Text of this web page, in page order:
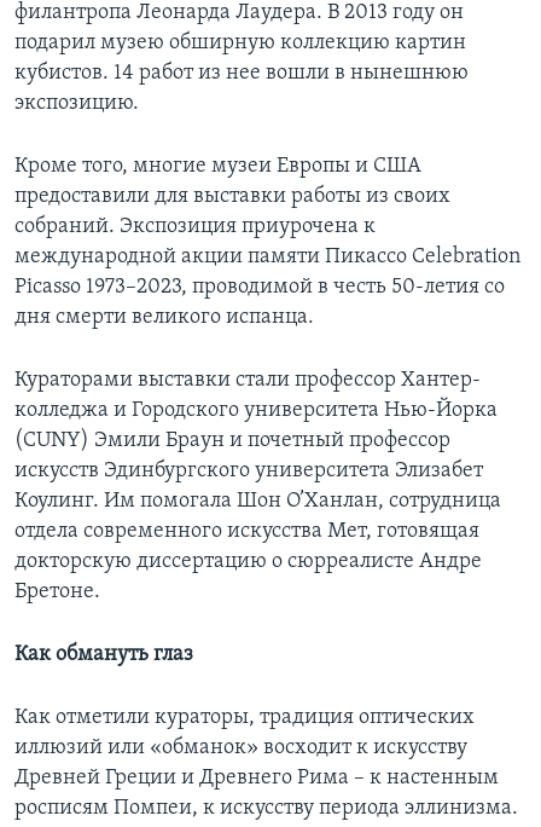
филантропа Леонарда Лаудера. В 2013 году он
подарил музею обширную коллекцию картин
кубистов. 14 работ из нее вошли в нынешнюю
экспозицию.
Кроме того, многие музеи Европы и США
предоставили для выставки работы из своих
собраний. Экспозиция приурочена к
международной акции памяти Пикассо Celebration
Picasso 1973–2023, проводимой в честь 50-летия со
дня смерти великого испанца.
Кураторами выставки стали профессор Хантер-
колледжа и Городского университета Нью-Йорка
(CUNY) Эмили Браун и почетный профессор
искусств Эдинбургского университета Элизабет
Коулинг. Им помогала Шон О’Ханлан, сотрудница
отдела современного искусства Мет, готовящая
докторскую диссертацию о сюрреалисте Андре
Бретоне.
Как обмануть глаз
Как отметили кураторы, традиция оптических
иллюзий или «обманок» восходит к искусству
Древней Греции и Древнего Рима – к настенным
росписям Помпеи, к искусству периода эллинизма.